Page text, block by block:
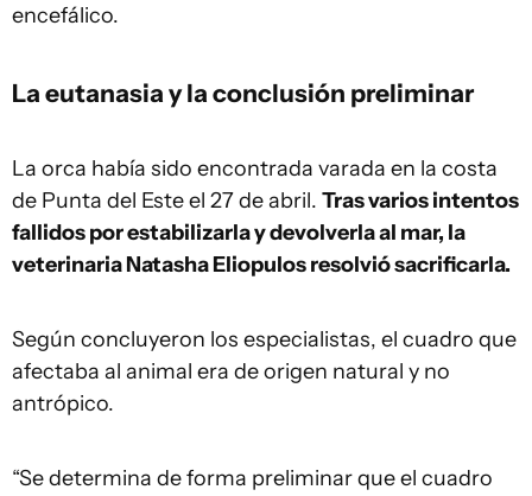
encefálico.
La eutanasia y la conclusión preliminar
La orca había sido encontrada varada en la costa
de Punta del Este el 27 de abril. Tras varios intentos
fallidos por estabilizarla y devolverla al mar, la
veterinaria Natasha Eliopulos resolvió sacrificarla.
Según concluyeron los especialistas, el cuadro que
afectaba al animal era de origen natural y no
antrópico.
“Se determina de forma preliminar que el cuadro